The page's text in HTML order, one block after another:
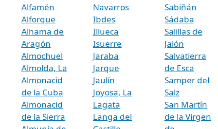
Alfamén
Alforque
Alhama de
Aragón
Almochuel
Almolda, La
Almonacid
de la Cuba
Almonacid
de la Sierra
Navarros
Ibdes
Illueca
Isuerre
Jaraba
Jarque
Jaulín
Joyosa, La
Lagata
Langa del
Sabiñán
Sádaba
Salillas de
Jalón
Salvatierra
de Esca
Samper del
Salz
San Martín
de la Virgen